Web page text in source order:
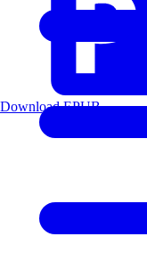
Download EPUB